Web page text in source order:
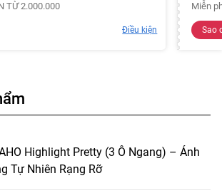
TỪ 2.000.000
Điều kiện
Miễn
Sao
Highlight Pretty (3 Ô Ngang) – Ánh
Tự Nhiên Rạng Rỡ